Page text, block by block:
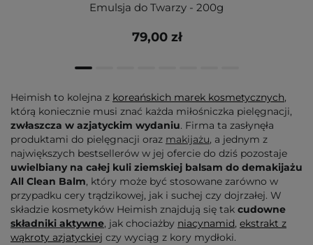
Emulsja do Twarzy - 200g
79,00 zł
Heimish to kolejna z koreańskich marek kosmetycznych,
którą koniecznie musi znać każda miłośniczka pielęgnacji,
zwłaszcza w azjatyckim wydaniu. Firma ta zasłynęła
produktami do pielęgnacji oraz makijażu, a jednym z
największych bestsellerów w jej ofercie do dziś pozostaje
uwielbiany na całej kuli ziemskiej balsam do demakijażu
All Clean Balm, który może być stosowane zarówno w
przypadku cery trądzikowej, jak i suchej czy dojrzałej. W
składzie kosmetyków Heimish znajdują się tak cudowne
składniki aktywne, jak chociażby niacynamid, ekstrakt z
wąkroty azjatyckiej czy wyciąg z kory mydłoki.